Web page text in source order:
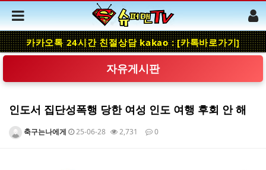
카카오톡 24시간 친절상담 kakao : [카톡바로가기]
자유게시판
인도서 집단성폭행 당한 여성 인도 여행 후회 안 해
축구는나에게 25-06-28 2,731 0